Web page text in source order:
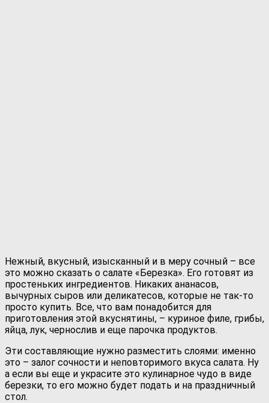
Нежный, вкусный, изысканный и в меру сочный – все
это можно сказать о салате «Березка». Его готовят из
простеньких ингредиентов. Никаких ананасов,
вычурных сыров или деликатесов, которые не так-то
просто купить. Все, что вам понадобится для
приготовления этой вкуснятины, – куриное филе, грибы,
яйца, лук, чернослив и еще парочка продуктов.
Эти составляющие нужно разместить слоями: именно
это – залог сочности и неповторимого вкуса салата. Ну
а если вы еще и украсите это кулинарное чудо в виде
березки, то его можно будет подать и на праздничный
стол.